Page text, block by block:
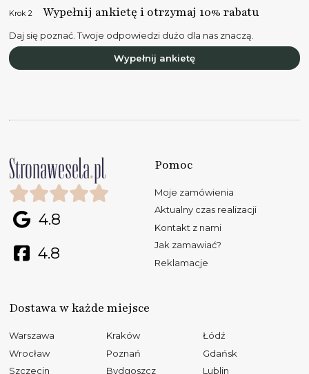
Krok 2 Wypełnij ankietę i otrzymaj 10% rabatu
Daj się poznać. Twoje odpowiedzi dużo dla nas znaczą.
Wypełnij ankietę
4.8
4.8
Pomoc
Moje zamówienia
Aktualny czas realizacji
Kontakt z nami
Jak zamawiać?
Reklamacje
Dostawa w każde miejsce
Warszawa Kraków
Łódź
Wrocław
Poznań
Gdańsk
Szczecin
Bydgoszcz Lublin